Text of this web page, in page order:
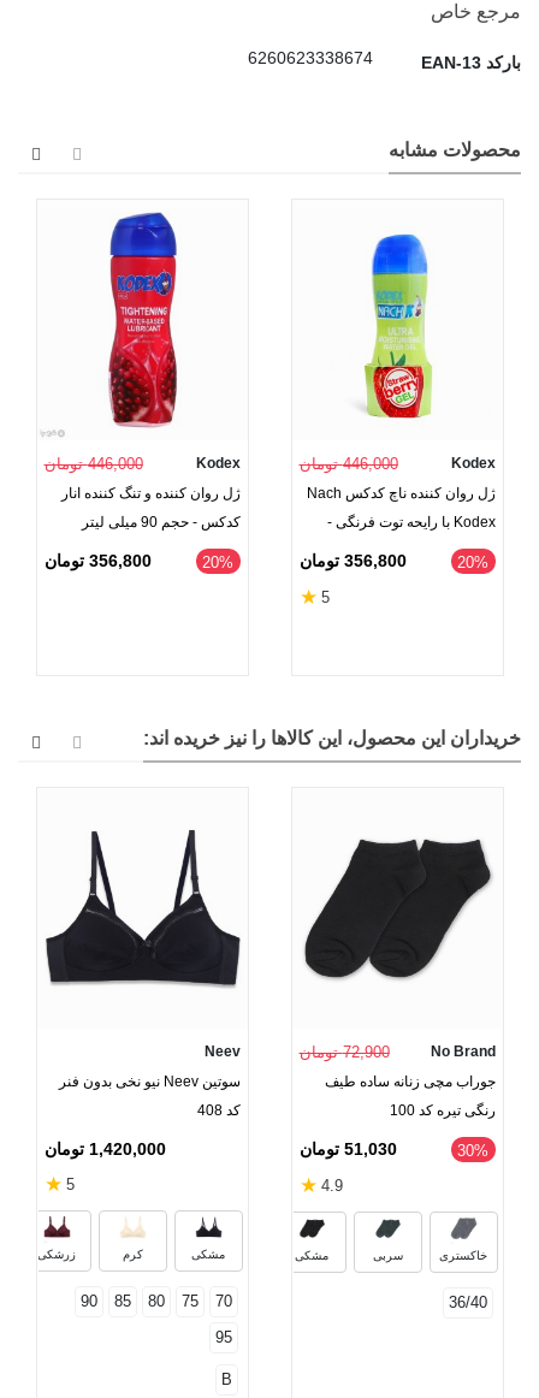
مرجع خاص
بارکد EAN-13 6260623338674
محصولات مشابه
Kodex 446,000 تومان
ژل روان کننده ناچ کدکس Nach
Kodex با رایحه توت فرنگی -
حجم 90 میلی لیتر
‎20% 356,800 تومان
5
★
Kodex 446,000 تومان
ژل روان کننده و تنگ کننده انار
کدکس - حجم 90 میلی لیتر
‎20% 356,800 تومان
خریداران این محصول، این کالاها را نیز خریده اند:
No Brand 72,900 تومان
جوراب مچی زنانه ساده طیف
رنگی تیره کد 100
‎30% 51,030 تومان
4.9
★
خاکستری سربی مشکی
نوک مدادی خاکستری تیره
36/40
Neev
سوتین Neev نیو نخی بدون فنر
کد 408
1,420,000 تومان
5
★
مشکی کرم زرشکی
70
75
80
85
90
95
B